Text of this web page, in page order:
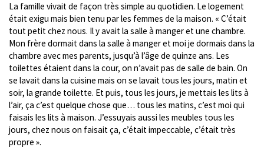
La famille vivait de façon très simple au quotidien. Le logement
était exigu mais bien tenu par les femmes de la maison. « C’était
tout petit chez nous. Il y avait la salle à manger et une chambre.
Mon frère dormait dans la salle à manger et moi je dormais dans la
chambre avec mes parents, jusqu’à l’âge de quinze ans. Les
toilettes étaient dans la cour, on n’avait pas de salle de bain. On
se lavait dans la cuisine mais on se lavait tous les jours, matin et
soir, la grande toilette. Et puis, tous les jours, je mettais les lits à
l’air, ça c’est quelque chose que… tous les matins, c’est moi qui
faisais les lits à maison. J’essuyais aussi les meubles tous les
jours, chez nous on faisait ça, c’était impeccable, c’était très
propre ».